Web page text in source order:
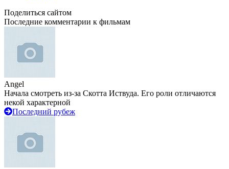
Поделиться сайтом
Последние комментарии к фильмам
Angel
Начала смотреть из-за Скотта Иствуда. Его роли отличаются
некой характерной
Последний рубеж